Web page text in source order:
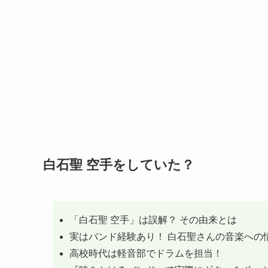
白石聖 空手をしていた？
「白石聖 空手」は誤解？ その由来とは
実はバンド経験あり！ 白石聖さんの音楽への
高校時代は軽音部でドラムを担当！